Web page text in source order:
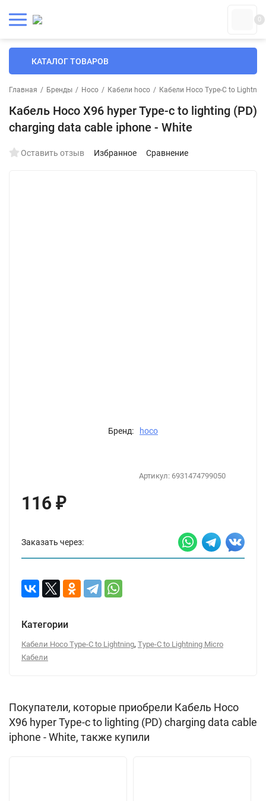
0
КАТАЛОГ ТОВАРОВ
Главная / Бренды / Hoco / Кабели hoco / Кабели Hoco Type-C to
Кабель Hoco X96 hyper Type-c to lighting (PD)
charging data cable iphone - White
Оставить отзыв Избранное Сравнение
Бренд: hoco
Артикул: 6931474799050
116 ₽
Заказать через:
Категории
Кабели Hoco Type-C to Lightning, Type-C to Lightning Micro
Кабели
Покупатели, которые приобрели Кабель Hoco
X96 hyper Type-c to lighting (PD) charging data cable
iphone - White, также купили